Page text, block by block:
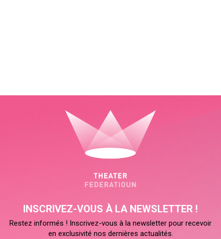
INSCRIVEZ-VOUS À LA NEWSLETTER !
Restez informés ! Inscrivez-vous à la newsletter pour recevoir
en exclusivité nos dernières actualités.